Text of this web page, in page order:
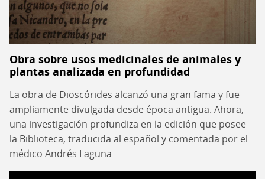
Obra sobre usos medicinales de animales y
plantas analizada en profundidad
La obra de Dioscórides alcanzó una gran fama y fue
ampliamente divulgada desde época antigua. Ahora,
una investigación profundiza en la edición que posee
la Biblioteca, traducida al español y comentada por el
médico Andrés Laguna